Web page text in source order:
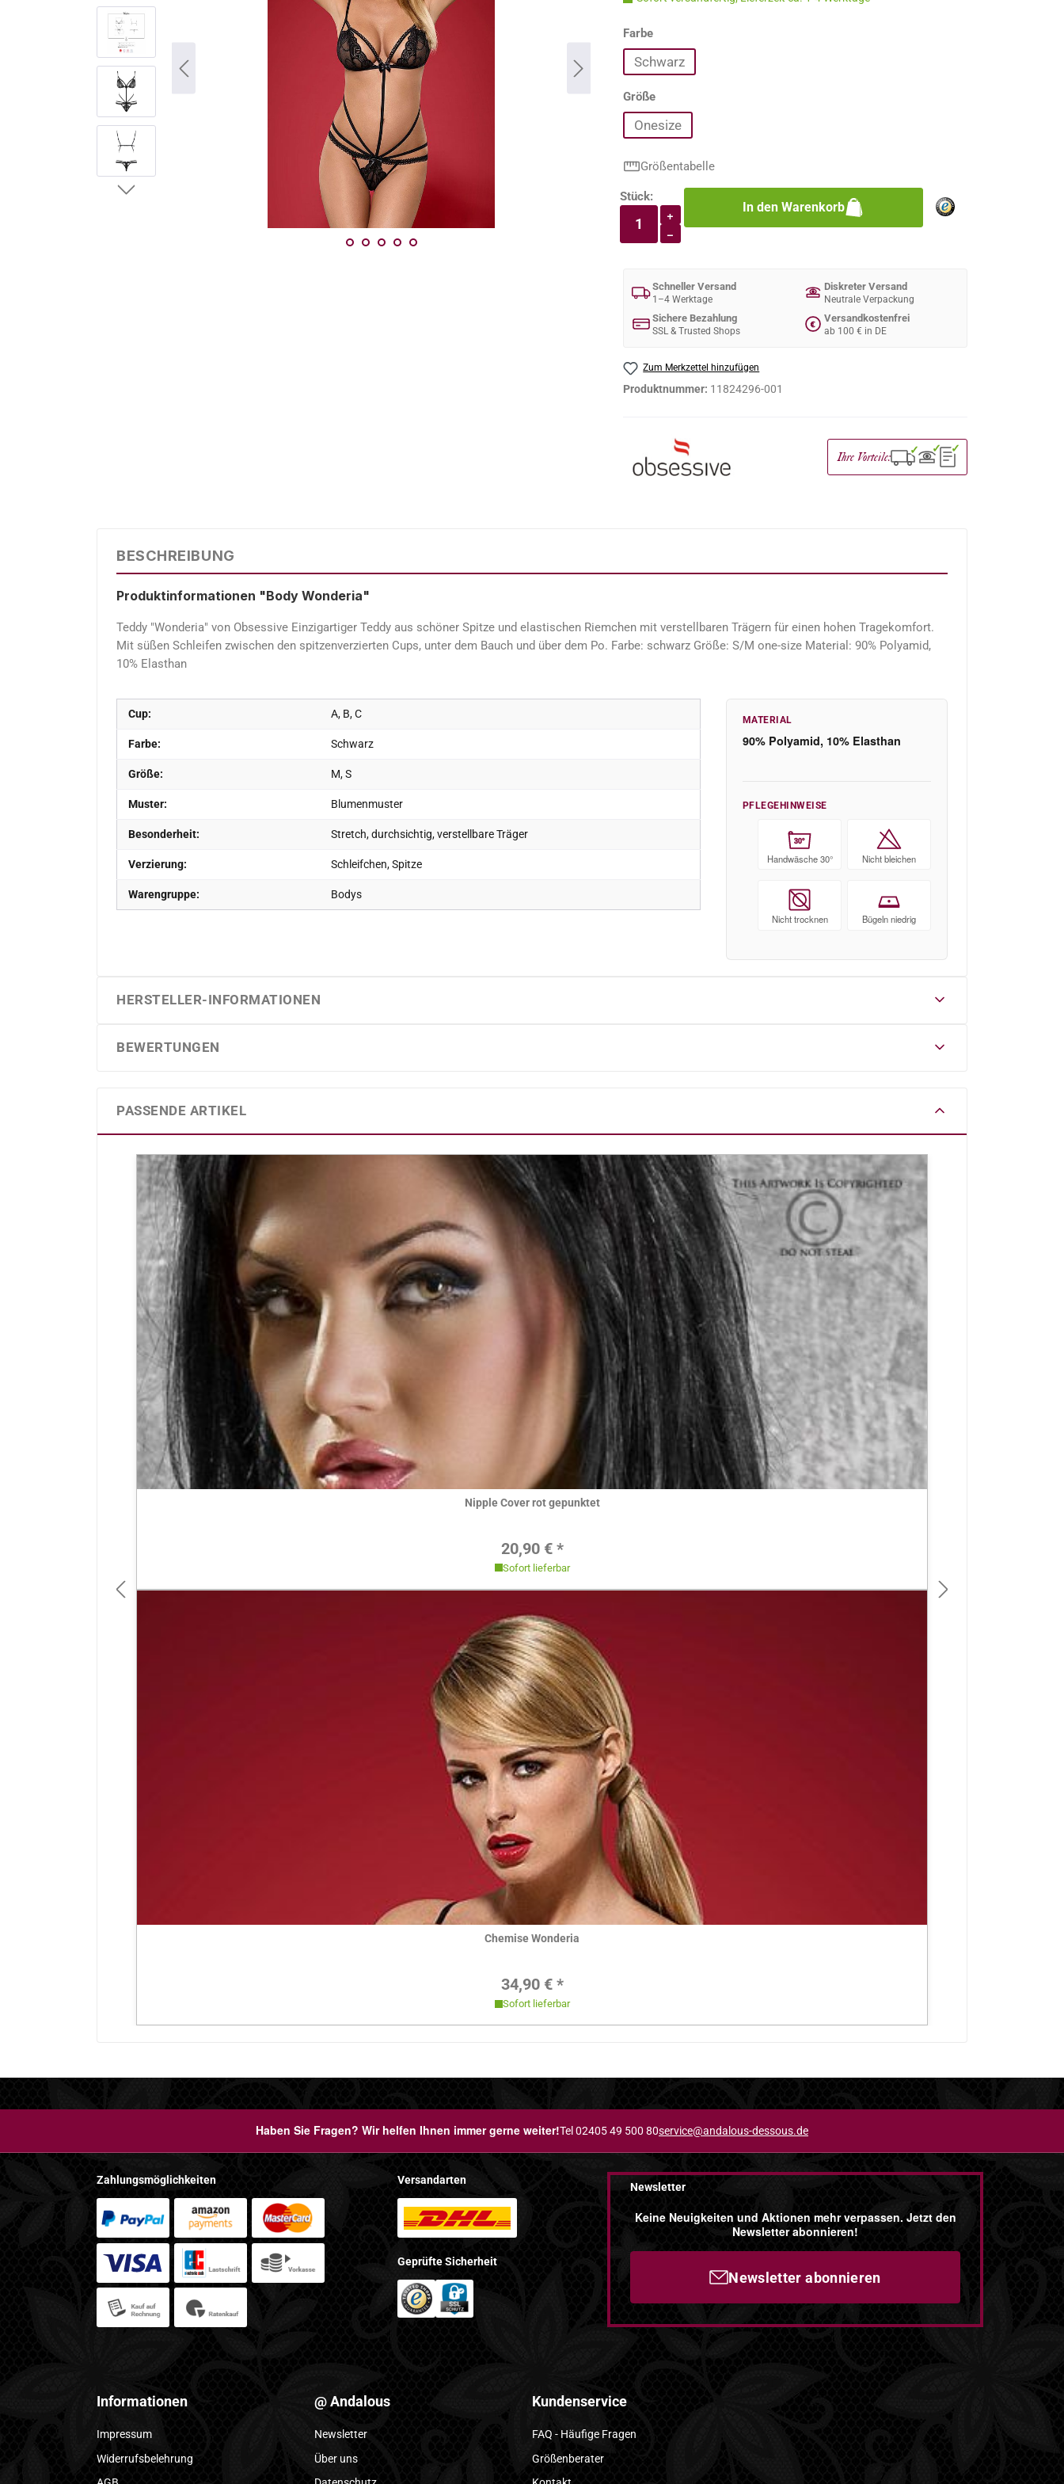
Farbeauswählen
Schwarz
Größeauswählen
Onesize
Größentabelle
Produkt Anzahl: Gib den gewünschten Wert ein
Stück:
+
−
In den Warenkorb
Schneller Versand
1–4 Werktage
Diskreter Versand
Neutrale Verpackung
Sichere Bezahlung
SSL & Trusted Shops
€
Versandkostenfrei
ab 100 € in DE
Zum Merkzettel hinzufügen
Produktnummer: 11824296-001
Ihre Vorteile: ✓ ✓ ✓
BESCHREIBUNG
Produktinformationen "Body Wonderia"
Teddy "Wonderia" von Obsessive Einzigartiger Teddy aus schöner Spitze und elastischen Riemchen mit verstellbaren Trägern für einen hohen Tragekomfort.
Mit süßen Schleifen zwischen den spitzenverzierten Cups, unter dem Bauch und über dem Po. Farbe: schwarz Größe: S/M one-size Material: 90% Polyamid,
10% Elasthan
Cup: A, B, C
Farbe: Schwarz
Größe: M, S
Muster: Blumenmuster
Besonderheit: Stretch, durchsichtig, verstellbare Träger
Verzierung: Schleifchen, Spitze
Warengruppe: Bodys
MATERIAL
90% Polyamid, 10% Elasthan
PFLEGEHINWEISE
30°
Handwäsche 30° Nicht bleichen
Nicht trocknen Bügeln niedrig
HERSTELLER-INFORMATIONEN
BEWERTUNGEN
PASSENDE ARTIKEL
Produktgalerie überspringen
Hier ansehen
Nipple Cover rot gepunktet
Regulärer Preis:
20,90 € *
Sofort lieferbar
Hier ansehen
Chemise Wonderia
Regulärer Preis:
34,90 € *
Sofort lieferbar
Haben Sie Fragen? Wir helfen Ihnen immer gerne weiter!Tel 02405 49 500 80service@andalous-dessous.de
Zahlungsmöglichkeiten Versandarten
Geprüfte Sicherheit
Newsletter
Keine Neuigkeiten und Aktionen mehr verpassen. Jetzt den
Newsletter abonnieren!
Newsletter abonnieren
Informationen
Impressum
Widerrufsbelehrung
@ Andalous
Newsletter
Über uns
Kundenservice
FAQ - Häufige Fragen
Größenberater